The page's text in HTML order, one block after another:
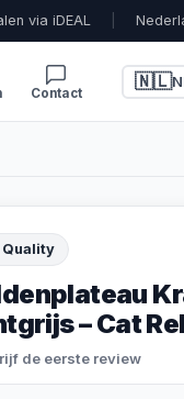
via iDEAL
Contact
🇳🇱
Quality
– Cat
de eerste review